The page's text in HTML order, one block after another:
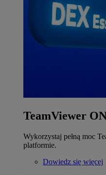
TeamViewer
Wykorzystaj pełną moc
platformie.
Dowiedz się więcej